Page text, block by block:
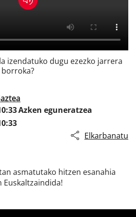
izendatuko dugu ezezko jarrera
Azken eguneratzea
Elkarbanatu
asmatutako hitzen esanahia
Euskaltzaindida!